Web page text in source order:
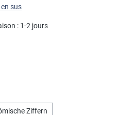
sus
: 1-2 jours
Ziffern